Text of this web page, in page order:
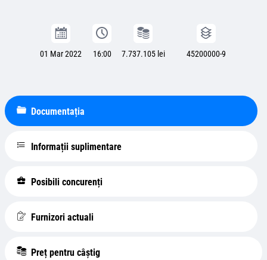
01 Mar 2022 16:00 7.737.105 lei 45200000-9
Documentația
Informații suplimentare
Posibili concurenți
Furnizori actuali
Preț pentru câștig